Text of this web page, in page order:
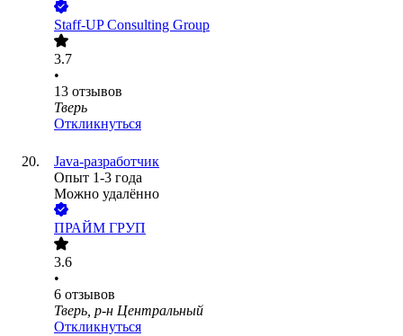
Staff-UP Consulting Group
3.7
•
13 отзывов
Тверь
Откликнуться
Java-разработчик
Опыт 1-3 года
Можно удалённо
ПРАЙМ ГРУП
3.6
•
6 отзывов
Тверь, р-н Центральный
Откликнуться